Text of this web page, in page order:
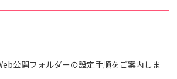
公開フォルダーの設定手順をご案内しま